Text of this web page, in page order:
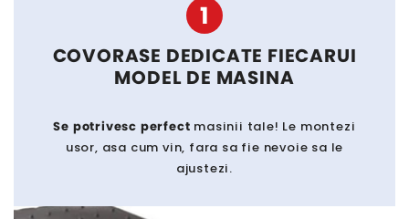
1
COVORASE DEDICATE FIECARUI
MODEL DE MASINA
Se potrivesc perfect masinii tale! Le montezi
usor, asa cum vin, fara sa fie nevoie sa le
ajustezi.